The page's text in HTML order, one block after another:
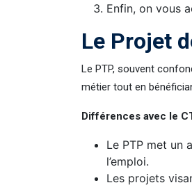
Enfin, on vous
Le Projet
Le PTP, souvent
métier tout en
Différences avec le
Le PTP met un
l’emploi.
Les projets